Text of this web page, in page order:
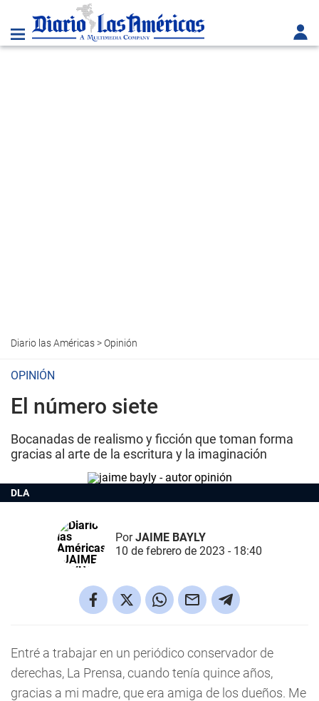
Diario las Américas>Opinión
OPINIÓN
El número siete
Bocanadas de realismo y ficción que toman forma
gracias al arte de la escritura y la imaginación
DLA
PorJAIME BAYLY
10 de febrero de 2023 - 18:40
Entré a trabajar en un periódico conservador de
derechas, La Prensa, cuando tenía quince años,
gracias a mi madre, que era amiga de los dueños. Me